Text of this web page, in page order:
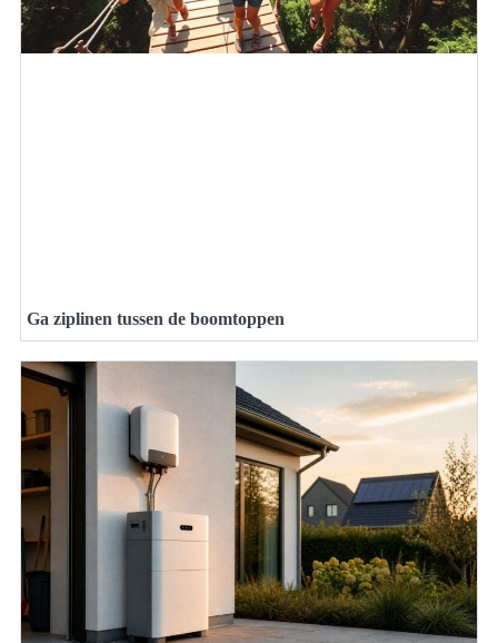
Ga ziplinen tussen de boomtoppen